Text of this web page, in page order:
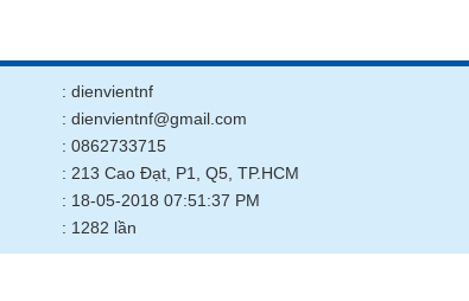
: dienvientnf
: dienvientnf@gmail.com
: 0862733715
: 213 Cao Đạt, P1, Q5, TP.HCM
: 18-05-2018 07:51:37 PM
: 1282 lần